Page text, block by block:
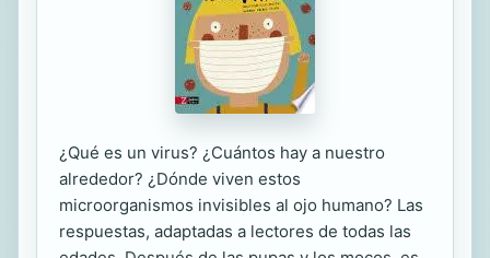
¿Qué es un virus? ¿Cuántos hay a nuestro
alrededor? ¿Dónde viven estos
microorganismos invisibles al ojo humano? Las
respuestas, adaptadas a lectores de todas las